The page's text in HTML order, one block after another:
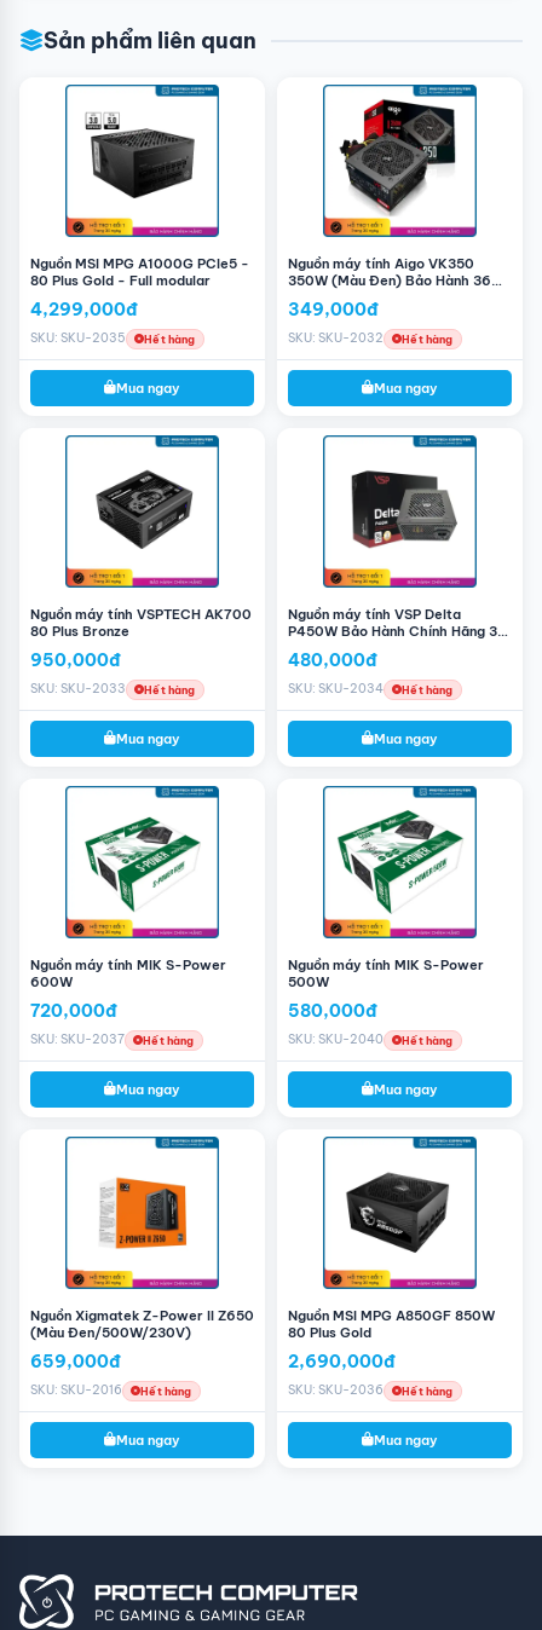
Sản phẩm liên quan
Nguồn MSI MPG A1000G PCIe5 -
80 Plus Gold - Full modular
4,299,000đ
SKU: SKU-2035 Hết hàng
Mua ngay
Nguồn máy tính Aigo VK350
350W (Màu Đen) Bảo Hành 36
349,000đ
SKU: SKU-2032 Hết hàng
Mua ngay
Nguồn máy tính VSPTECH AK700
80 Plus Bronze
950,000đ
SKU: SKU-2033 Hết hàng
Mua ngay
Nguồn máy tính VSP Delta
P450W Bảo Hành Chính Hãng 3
480,000đ
SKU: SKU-2034 Hết hàng
Mua ngay
Nguồn máy tính MIK S-Power
600W
720,000đ
SKU: SKU-2037 Hết hàng
Mua ngay
Nguồn máy tính MIK S-Power
500W
580,000đ
SKU: SKU-2040 Hết hàng
Mua ngay
Nguồn Xigmatek Z-Power II Z650
(Màu Đen/500W/230V)
659,000đ
SKU: SKU-2016 Hết hàng
Mua ngay
Nguồn MSI MPG A850GF 850W
80 Plus Gold
2,690,000đ
SKU: SKU-2036 Hết hàng
Mua ngay